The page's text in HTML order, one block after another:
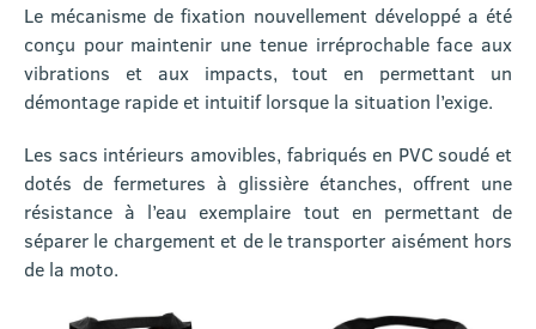
Le mécanisme de fixation nouvellement développé a été
conçu pour maintenir une tenue irréprochable face aux
vibrations et aux impacts, tout en permettant un
démontage rapide et intuitif lorsque la situation l’exige.
Les sacs intérieurs amovibles, fabriqués en PVC soudé et
dotés de fermetures à glissière étanches, offrent une
résistance à l’eau exemplaire tout en permettant de
séparer le chargement et de le transporter aisément hors
de la moto.